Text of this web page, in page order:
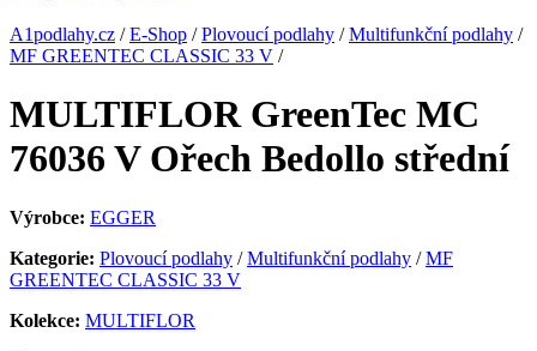
A1podlahy.cz /E-Shop /Plovoucí podlahy /Multifunkční podlahy /
MF GREENTEC CLASSIC 33 V /
MULTIFLOR GreenTec MC
76036 V Ořech Bedollo střední
Výrobce: EGGER
Kategorie: Plovoucí podlahy /Multifunkční podlahy /MF
GREENTEC CLASSIC 33 V
Kolekce: MULTIFLOR